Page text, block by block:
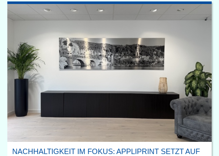
NACHHALTIGKEIT IM FOKUS: APPLIPRINT SETZT AUF